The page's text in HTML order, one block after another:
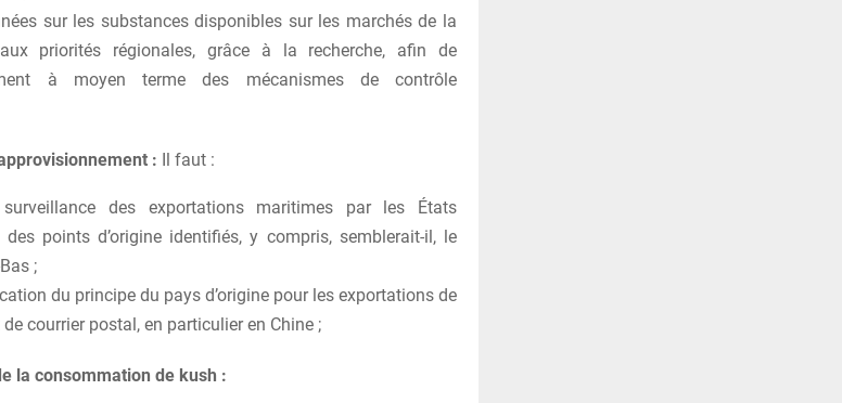
sur les substances disponibles sur les marchés de la
priorités régionales, grâce à la recherche, afin de
à moyen terme des mécanismes de contrôle
: Il faut :
des exportations maritimes par les États
points d’origine identifiés, y compris, semblerait-il, le
;
du principe du pays d’origine pour les exportations de
courrier postal, en particulier en Chine ;
la consommation de kush :